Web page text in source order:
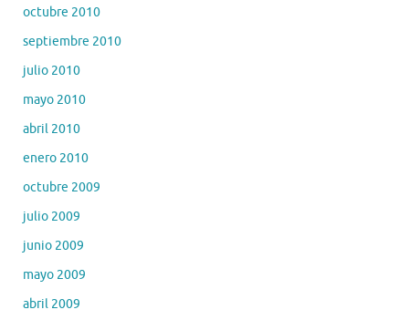
octubre 2010
septiembre 2010
julio 2010
mayo 2010
abril 2010
enero 2010
octubre 2009
julio 2009
junio 2009
mayo 2009
abril 2009